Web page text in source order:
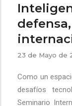
23 de Mayo de
Como un
desafíos
Seminario